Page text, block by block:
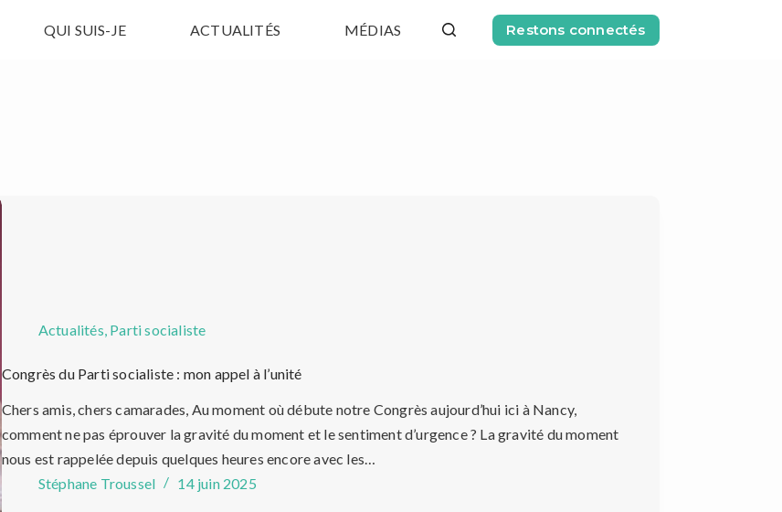
QUI SUIS-JE ACTUALITÉS MÉDIAS Restons connectés
Actualités, Parti socialiste
Congrès du Parti socialiste : mon appel à l’unité
Chers amis, chers camarades, Au moment où débute notre Congrès aujourd’hui ici à Nancy,
comment ne pas éprouver la gravité du moment et le sentiment d’urgence ? La gravité du moment
nous est rappelée depuis quelques heures encore avec les…
Stéphane Troussel
14 juin 2025